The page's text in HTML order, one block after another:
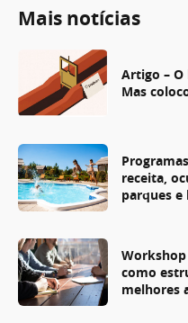
Mais notícias
Artigo –
Mas
receita,
parques e
Workshop
como
melhores